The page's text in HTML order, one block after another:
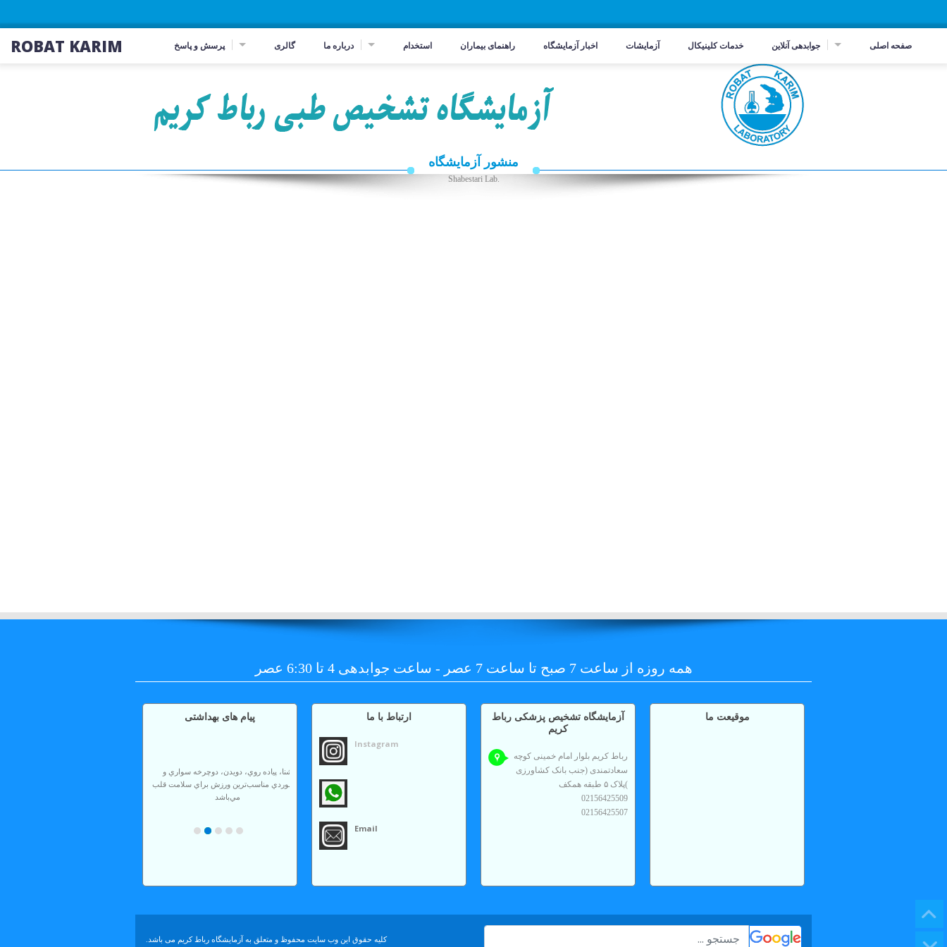
ROBAT KARIM پرسش و پاسخ گالری درباره ما استخدام راهنمای بیماران اخبار آزمایشگاه آزمایشات خدمات کلینیکال جوابدهی آنلاین صفحه اصلی
منشور آزمایشگاه
.Shabestari Lab
همه روزه از ساعت 7 صبح تا ساعت 7 عصر - ساعت جوابدهی 4 تا 6:30 عصر
پیام های بهداشتی
شنا، پياده روي، دويدن، دوچرخه سواري و
كوهنوردي مناسب‌ترين ورزش براي سلامت قلب
مي‌باشد
مصرف مايعات فراوان، سبزيها و ميوه‌ها جهت
مي‌دهد.
ارتباط با ما
Instagram
Email
آزمايشگاه تشخیص پزشکی رباط
کریم
رباط کریم بلوار امام خمینی کوچه
سعادتمندی (جنب بانک کشاورزی
)پلاک ۵ طبقه همکف
02156425509
02156425507
موقیعت ما
کلیه حقوق این وب سایت محفوظ و متعلق به آزمايشگاه رباط کریم می باشد.